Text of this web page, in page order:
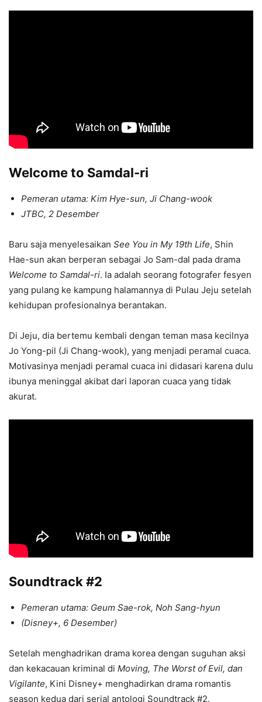
Welcome to Samdal-ri
Pemeran utama: Kim Hye-sun, Ji Chang-wook
JTBC, 2 Desember
Baru saja menyelesaikan See You in My 19th Life, Shin
Hae-sun akan berperan sebagai Jo Sam-dal pada drama
Welcome to Samdal-ri. Ia adalah seorang fotografer fesyen
yang pulang ke kampung halamannya di Pulau Jeju setelah
kehidupan profesionalnya berantakan.
Di Jeju, dia bertemu kembali dengan teman masa kecilnya
Jo Yong-pil (Ji Chang-wook), yang menjadi peramal cuaca.
Motivasinya menjadi peramal cuaca ini didasari karena dulu
ibunya meninggal akibat dari laporan cuaca yang tidak
akurat.
Soundtrack #2
Pemeran utama: Geum Sae-rok, Noh Sang-hyun
(Disney+, 6 Desember)
Setelah menghadrikan drama korea dengan suguhan aksi
dan kekacauan kriminal di Moving, The Worst of Evil, dan
Vigilante, Kini Disney+ menghadirkan drama romantis
season kedua dari serial antologi Soundtrack #2.